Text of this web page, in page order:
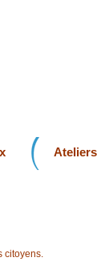
Ateliers
citoyens.